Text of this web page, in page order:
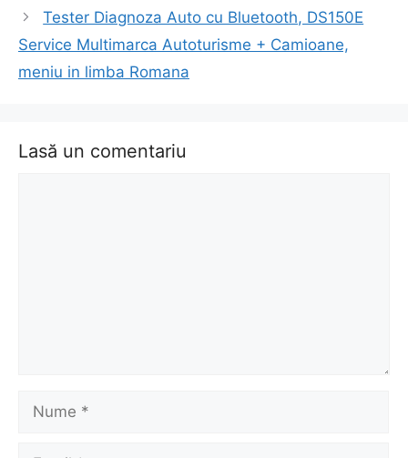
Tester Diagnoza Auto cu Bluetooth, DS150E
Service Multimarca Autoturisme + Camioane,
meniu in limba Romana
Lasă un comentariu